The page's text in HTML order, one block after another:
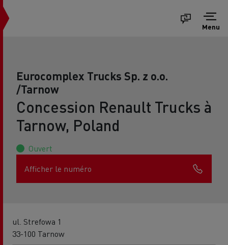
Menu
Eurocomplex Trucks Sp. z o.o.
/Tarnow
Concession Renault Trucks à
Tarnow, Poland
Ouvert
Afficher le numéro
ul. Strefowa 1
33-100 Tarnow